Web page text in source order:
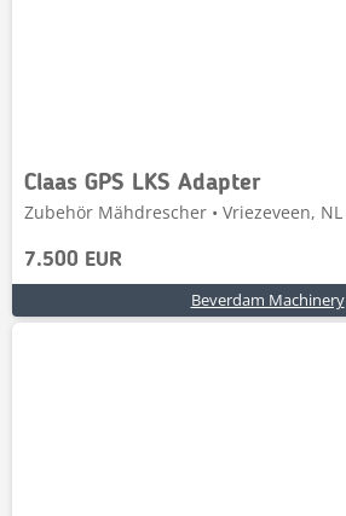
Claas GPS LKS Adapter
Zubehör Mähdrescher • Vriezeveen, NL
7.500 EUR
Beverdam Machinery